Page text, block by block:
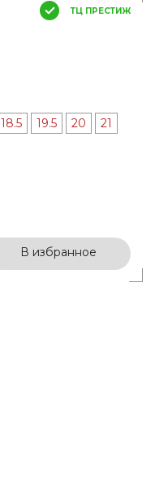
ТЦ ПРЕСТИЖ
18.5 19.5 20
21
В избранное